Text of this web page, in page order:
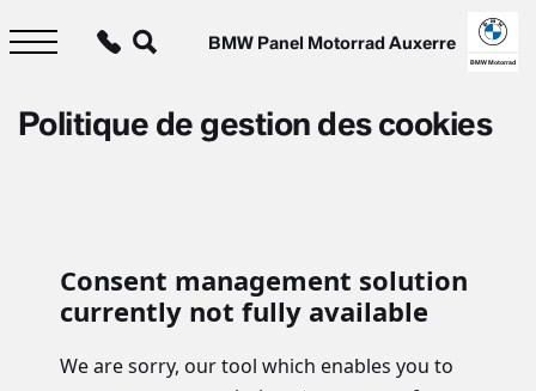
contenu
BMW Panel Motorrad Auxerre
BMW Motorrad
Politique de gestion des cookies